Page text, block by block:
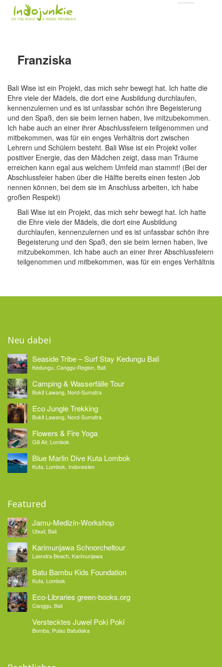
Franziska
Bali Wise ist ein Projekt, das mich sehr bewegt hat. Ich hatte die
Ehre viele der Mädels, die dort eine Ausbildung durchlaufen,
kennenzulernen und es ist unfassbar schön ihre Begeisterung
und den Spaß, den sie beim lernen haben, live mitzubekommen.
Ich habe auch an einer ihrer Abschlussfeiern teilgenommen und
mitbekommen, was für ein enges Verhältnis dort zwischen
Lehrern und Schülern besteht. Bali Wise ist ein Projekt voller
positiver Energie, das den Mädchen zeigt, dass man Träume
erreichen kann egal aus welchem Umfeld man stammt! (Bei der
Abschlussfeier haben über die Hälfte bereits einen festen Job
nennen können, bei dem sie im Anschluss arbeiten, ich habe
großen Respekt)
Bali Wise ist ein Projekt, das mich sehr bewegt hat. Ich hatte
die Ehre viele der Mädels, die dort eine Ausbildung
durchlaufen, kennenzulernen und es ist unfassbar schön ihre
Begeisterung und den Spaß, den sie beim lernen haben, live
mitzubekommen. Ich habe auch an einer ihrer Abschlussfeiern
teilgenommen und mitbekommen, was für ein enges Verhältnis
Neu dabei
Seaside Tribe – Surf Stay Kedungu Bali
Kedungu, Canggu-Region, Bali
Camping & Wasserfälle Tour
Bukit Lawang, Nord-Sumatra
Eco Jungle Trekking
Bukit Lawang, Nord-Sumatra
Flowers & Fire Yoga
Gili Air, Lombok
Blue Marlin Dive Kuta Lombok
Kuta, Lombok, Indonesien
Featured
Jamu-Medizin-Workshop
Ubud, Bali
Karimunjawa Schnorcheltour
Laendra Beach, Karimunjawa
Batu Bambu Kids Foundation
Kuta, Lombok
Eco-Libraries green-books.org
Canggu, Bali
Verstecktes Juwel Poki Poki
Bomba, Pulau Batudaka